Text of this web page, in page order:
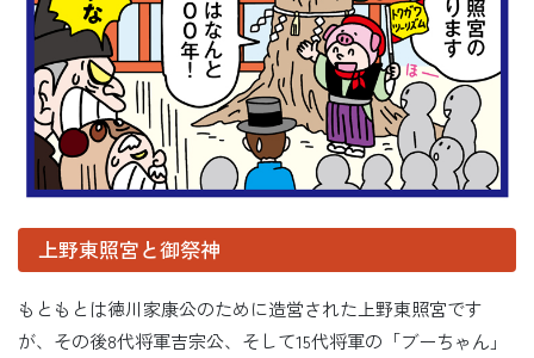
上野東照宮と御祭神
もともとは徳川家康公のために造営された上野東照宮です
が、その後8代将軍吉宗公、そして15代将軍の「ブーちゃん」